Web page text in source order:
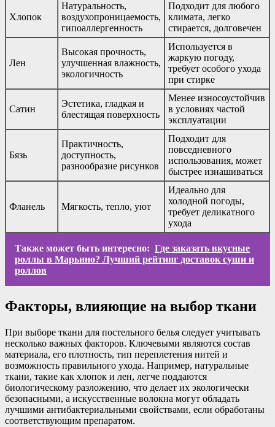
Хлопок
Натуральность,
воздухопроницаемость,
гипоаллергенность
Подходит для любого
климата, легко
стирается, долговечен
Лен
Высокая прочность,
улучшенная влажность,
экологичность
Используется в
жаркую погоду,
требует особого ухода
при стирке
Сатин
Эстетика, гладкая и
блестящая поверхность
Менее износоустойчив
в условиях частой
эксплуатации
Бязь
Практичность,
доступность,
разнообразие рисунков
Подходит для
повседневного
использования, может
быстрее изнашиваться
Фланель Мягкость, тепло, уют
Идеально для
холодной погоды,
требует деликатного
ухода
Также может быть интересно: Где заказать вкусные
роллы в Марьино? Лучший рейтинг доставок суши и
роллов
Факторы, влияющие на выбор ткани
При выборе ткани для постельного белья следует учитывать
несколько важных факторов. Ключевыми являются состав
материала, его плотность, тип переплетения нитей и
возможность правильного ухода. Например, натуральные
ткани, такие как хлопок и лен, легче поддаются
биологическому разложению, что делает их экологически
безопасными, а искусственные волокна могут обладать
лучшими антибактериальными свойствами, если обработаны
соответствующим препаратом.